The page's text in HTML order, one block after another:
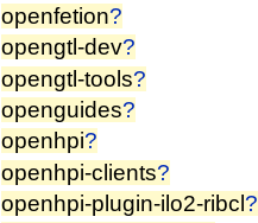
openfetion?
opengtl-dev?
opengtl-tools?
openguides?
openhpi?
openhpi-clients?
openhpi-plugin-ilo2-ribcl?